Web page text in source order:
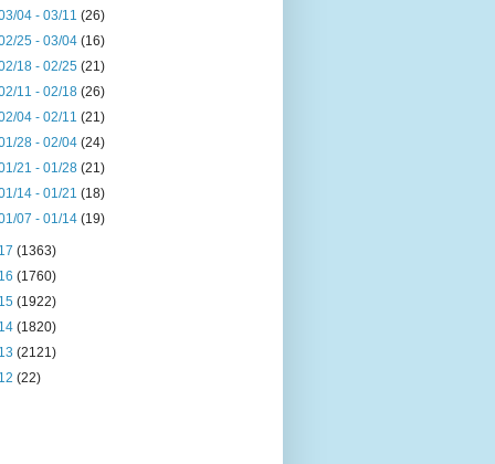
04 - 03/11(26)
25 - 03/04(16)
18 - 02/25(21)
11 - 02/18(26)
04 - 02/11(21)
28 - 02/04(24)
21 - 01/28(21)
14 - 01/21(18)
07 - 01/14(19)
(1363)
(1760)
(1922)
(1820)
(2121)
(22)